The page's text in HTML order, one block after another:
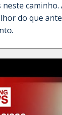
caminho.
do que